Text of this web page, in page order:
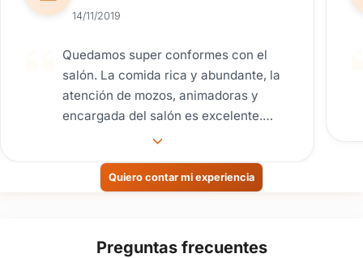
14/11/2019
Quedamos super conformes con el
salón. La comida rica y abundante, la
atención de mozos, animadoras y
encargada del salón es excelente.
Todos muy atentos. Muy
Quiero contar mi experiencia
Preguntas frecuentes